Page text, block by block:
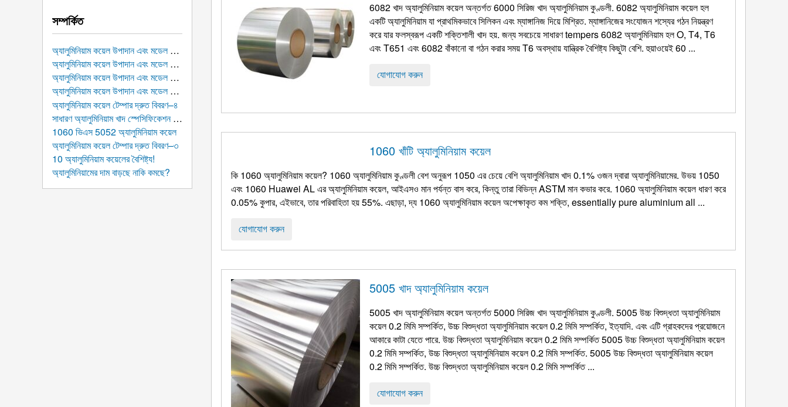
সম্পর্কিত
অ্যালুমিনিয়াম কয়েল উপাদান এবং মডেল ভূমিকা-4000 সিরিজ আল কয়েল
অ্যালুমিনিয়াম কয়েল উপাদান এবং মডেল ভূমিকা-3000 সিরিজ আল কয়েল
অ্যালুমিনিয়াম কয়েল উপাদান এবং মডেল ভূমিকা-2000 সিরিজ আল কয়েল
অ্যালুমিনিয়াম কয়েল উপাদান এবং মডেল ভূমিকা：1000 সিরিজ আল কয়েল
অ্যালুমিনিয়াম কয়েল টেম্পার দ্রুত বিবরণ–৪
সাধারণ অ্যালুমিনিয়াম খাদ স্পেসিফিকেশন এবং আকার
1060 ভিএস 5052 অ্যালুমিনিয়াম কয়েল
অ্যালুমিনিয়াম কয়েল টেম্পার দ্রুত বিবরণ–৩
10 অ্যালুমিনিয়াম কয়েলের বৈশিষ্ট্য!
অ্যালুমিনিয়ামের দাম বাড়ছে নাকি কমছে?
6082 খাদ অ্যালুমিনিয়াম কয়েল অন্তর্গত 6000 সিরিজ খাদ অ্যালুমিনিয়াম কুণ্ডলী. 6082 অ্যালুমিনিয়াম কয়েল হল
একটি অ্যালুমিনিয়াম যা প্রাথমিকভাবে সিলিকন এবং ম্যাঙ্গানিজ দিয়ে মিশ্রিত. ম্যাঙ্গানিজের সংযোজন শস্যের গঠন নিয়ন্ত্রণ
করে যার ফলস্বরূপ একটি শক্তিশালী খাদ হয়. জন্য সবচেয়ে সাধারণ tempers 6082 অ্যালুমিনিয়াম হল O, T4, T6
এবং T651 এবং 6082 বাঁকানো বা গঠন করার সময় T6 অবস্থায় যান্ত্রিক বৈশিষ্ট্য কিছুটা বেশি. হুয়াওয়েই 60 ...
যোগাযোগ করুন
1060 খাঁটি অ্যালুমিনিয়াম কয়েল
কি 1060 অ্যালুমিনিয়াম কয়েল? 1060 অ্যালুমিনিয়াম কুণ্ডলী বেশ অনুরূপ 1050 এর চেয়ে বেশি অ্যালুমিনিয়াম খাদ 0.1% ওজন দ্বারা অ্যালুমিনিয়ামের. উভয় 1050
এবং 1060 Huawei AL এর অ্যালুমিনিয়াম কয়েল, আইএসও মান পর্যন্ত বাস করে, কিন্তু তারা বিভিন্ন ASTM মান কভার করে. 1060 অ্যালুমিনিয়াম কয়েল ধারণ করে
0.05% কুপার, এইভাবে, তার পরিবাহিতা হয় 55%. এছাড়া, দ্য 1060 অ্যালুমিনিয়াম কয়েল অপেক্ষাকৃত কম শক্তি, essentially pure aluminium all ...
যোগাযোগ করুন
5005 খাদ অ্যালুমিনিয়াম কয়েল
5005 খাদ অ্যালুমিনিয়াম কয়েল অন্তর্গত 5000 সিরিজ খাদ অ্যালুমিনিয়াম কুণ্ডলী. 5005 উচ্চ বিশুদ্ধতা অ্যালুমিনিয়াম
কয়েল 0.2 মিমি সম্পর্কিত, উচ্চ বিশুদ্ধতা অ্যালুমিনিয়াম কয়েল 0.2 মিমি সম্পর্কিত, ইত্যাদি. এবং এটি গ্রাহকদের প্রয়োজনে
আকারে কাটা যেতে পারে. উচ্চ বিশুদ্ধতা অ্যালুমিনিয়াম কয়েল 0.2 মিমি সম্পর্কিত 5005 উচ্চ বিশুদ্ধতা অ্যালুমিনিয়াম কয়েল
0.2 মিমি সম্পর্কিত, উচ্চ বিশুদ্ধতা অ্যালুমিনিয়াম কয়েল 0.2 মিমি সম্পর্কিত. 5005 উচ্চ বিশুদ্ধতা অ্যালুমিনিয়াম কয়েল
0.2 মিমি সম্পর্কিত. উচ্চ বিশুদ্ধতা অ্যালুমিনিয়াম কয়েল 0.2 মিমি সম্পর্কিত ...
যোগাযোগ করুন